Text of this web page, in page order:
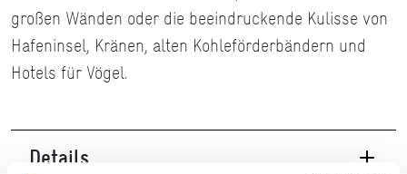
großen Wänden oder die beeindruckende Kulisse von
Hafeninsel, Kränen, alten Kohleförderbändern und
Hotels für Vögel.
Details